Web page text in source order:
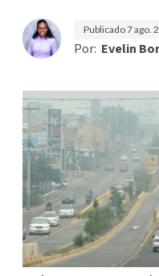
Publicado7 ago.
Por: Evelin